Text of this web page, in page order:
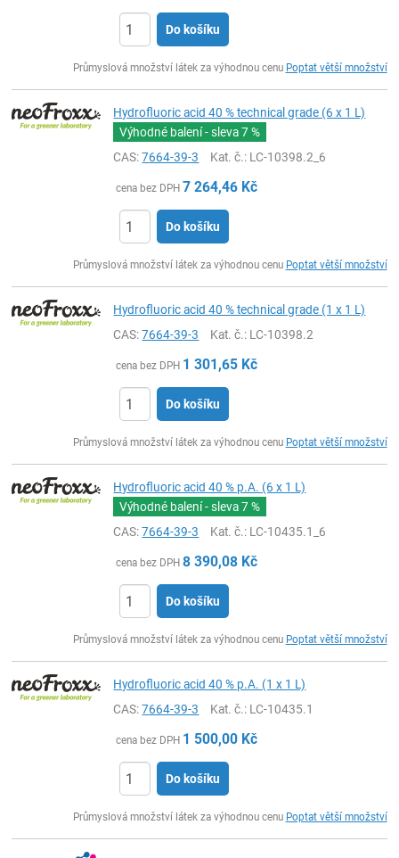
Do košíku
Průmyslová množství látek za výhodnou cenu Poptat větší množství
Hydrofluoric acid 40 % technical grade (6 x 1 L)
Výhodné balení - sleva7 %
CAS:7664-39-3 Kat. č.: LC-10398.2_6
cena bez DPH 7 264,46 Kč
Do košíku
Průmyslová množství látek za výhodnou cenu Poptat větší množství
Hydrofluoric acid 40 % technical grade (1 x 1 L)
CAS:7664-39-3 Kat. č.: LC-10398.2
cena bez DPH 1 301,65 Kč
Do košíku
Průmyslová množství látek za výhodnou cenu Poptat větší množství
Hydrofluoric acid 40 % p.A. (6 x 1 L)
Výhodné balení - sleva7 %
CAS:7664-39-3 Kat. č.: LC-10435.1_6
cena bez DPH 8 390,08 Kč
Do košíku
Průmyslová množství látek za výhodnou cenu Poptat větší množství
Hydrofluoric acid 40 % p.A. (1 x 1 L)
CAS:7664-39-3 Kat. č.: LC-10435.1
cena bez DPH 1 500,00 Kč
Do košíku
Průmyslová množství látek za výhodnou cenu Poptat větší množství